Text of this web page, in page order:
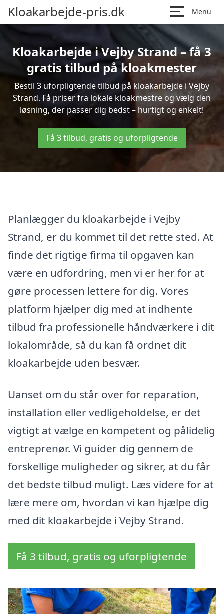
Kloakarbejde-pris.dk Menu
Kloakarbejde i Vejby Strand – få 3
gratis tilbud på kloakmester
Bestil 3 uforpligtende tilbud på kloakarbejde i Vejby
Strand. Få priser fra lokale kloakmestre og vælg den
løsning, der passer dig bedst – hurtigt og enkelt!
Få 3 tilbud, gratis og uforpligtende
Planlægger du kloakarbejde i Vejby
Strand, er du kommet til det rette sted. At
finde det rigtige firma til opgaven kan
være en udfordring, men vi er her for at
gøre processen lettere for dig. Vores
platform hjælper dig med at indhente
tilbud fra professionelle håndværkere i dit
lokalområde, så du kan få ordnet dit
kloakarbejde uden besvær.
Uanset om du står over for reparation,
installation eller vedligeholdelse, er det
vigtigt at vælge en kompetent og pålidelig
entreprenør. Vi guider dig gennem de
forskellige muligheder og sikrer, at du får
det bedste tilbud muligt. Læs videre for at
lære mere om, hvordan vi kan hjælpe dig
med dit kloakarbejde i Vejby Strand.
Få 3 tilbud, gratis og uforpligtende